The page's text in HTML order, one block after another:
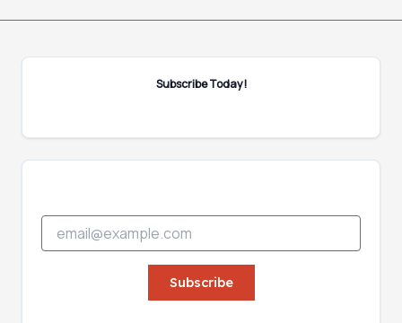
Subscribe Today!
a
i
l
E
Subscribe